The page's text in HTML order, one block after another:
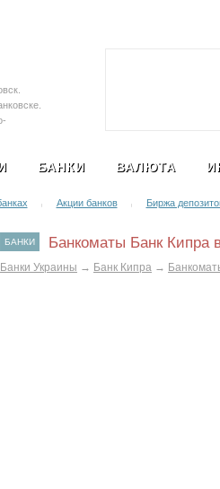
БАНКИ ВАЛЮТА
| Акции банков | Биржа
БАНКИ Банкоматы Банк Кипра
Банки Украины → Банк Кипра →